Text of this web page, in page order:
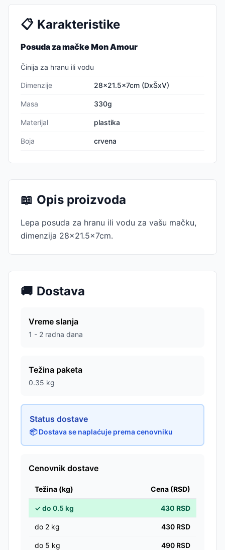
📋 Karakteristike
Posuda za mačke Mon Amour
Činija za hranu ili vodu
Dimenzije 28x21.5x7cm (DxŠxV)
Masa 330g
Materijal plastika
Boja crvena
📖 Opis proizvoda
Lepa posuda za hranu ili vodu za vašu mačku,
dimenzija 28x21.5x7cm.
🚚 Dostava
Vreme slanja
1 - 2 radna dana
Težina paketa
0.35 kg
Status dostave
📦 Dostava se naplaćuje prema cenovniku
Cenovnik dostave
Težina (kg) Cena (RSD)
✓do 0.5 kg 430 RSD
do 2 kg 430 RSD
do 5 kg 490 RSD